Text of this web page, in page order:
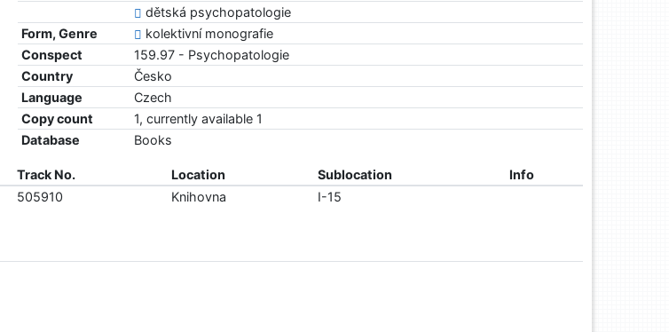
dětská psychopatologie
Form, Genre
kolektivní monografie
Conspect
159.97 - Psychopatologie
Country
Česko
Language
Czech
Copy count
1, currently available 1
Database
Books
Track No. Location Sublocation
Info
505910 Knihovna I-15